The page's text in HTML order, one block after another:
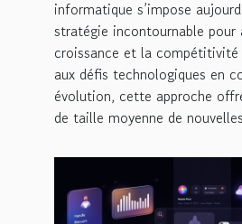
informatique s’impose
stratégie incontournable pour
croissance et la compétitivité
aux défis technologiques en
évolution, cette approche
de taille moyenne de